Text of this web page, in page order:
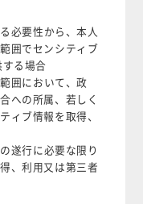
必要性から、本人
囲でセンシティブ
る場合
囲において、政
への所属、若しく
ィブ情報を取得、
遂行に必要な限り
、利用又は第三者